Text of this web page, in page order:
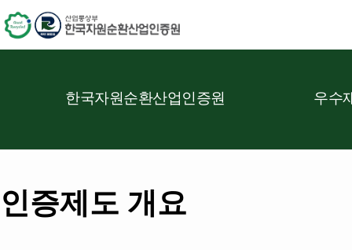
한국자원순환산업인증원 우수
인증제도 개요